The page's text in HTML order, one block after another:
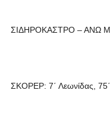
ΣΙΔΗΡΟΚΑΣΤΡΟ –
ΣΚΟΡΕΡ: 7΄ Λεωνίδας,